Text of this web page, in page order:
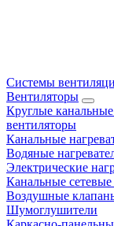
Системы
Вентиляторы
Круглые
вентиляторы
Канальные
Водяные
Электрические
Канальные
Воздушные
Шумоглушители